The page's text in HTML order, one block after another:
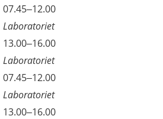
07.45–12.00
Laboratoriet
13.00–16.00
Laboratoriet
07.45–12.00
Laboratoriet
13.00–16.00